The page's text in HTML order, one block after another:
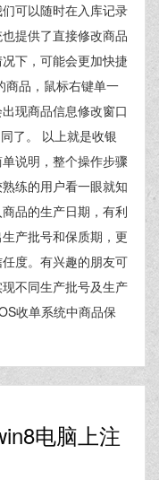
可以随时在入库记录
提供了直接修改商品
下，可能会更加快捷
商品，鼠标右键单一
现商品信息修改窗口
了。 以上就是收银
说明，整个操作步骤
练的用户看一眼就知
品的生产日期，有利
产批号和保质期，更
度。有兴趣的朋友可
不同生产批号及生产
收单系统中商品保
电脑上注